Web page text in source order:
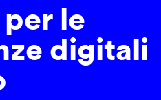
le
digitali